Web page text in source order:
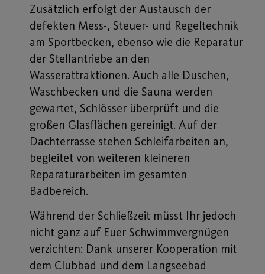
Zusätzlich erfolgt der Austausch der
defekten Mess-, Steuer- und Regeltechnik
am Sportbecken, ebenso wie die Reparatur
der Stellantriebe an den
Wasserattraktionen. Auch alle Duschen,
Waschbecken und die Sauna werden
gewartet, Schlösser überprüft und die
großen Glasflächen gereinigt. Auf der
Dachterrasse stehen Schleifarbeiten an,
begleitet von weiteren kleineren
Reparaturarbeiten im gesamten
Badbereich.
Während der Schließzeit müsst Ihr jedoch
nicht ganz auf Euer Schwimmvergnügen
verzichten: Dank unserer Kooperation mit
dem Clubbad und dem Langseebad